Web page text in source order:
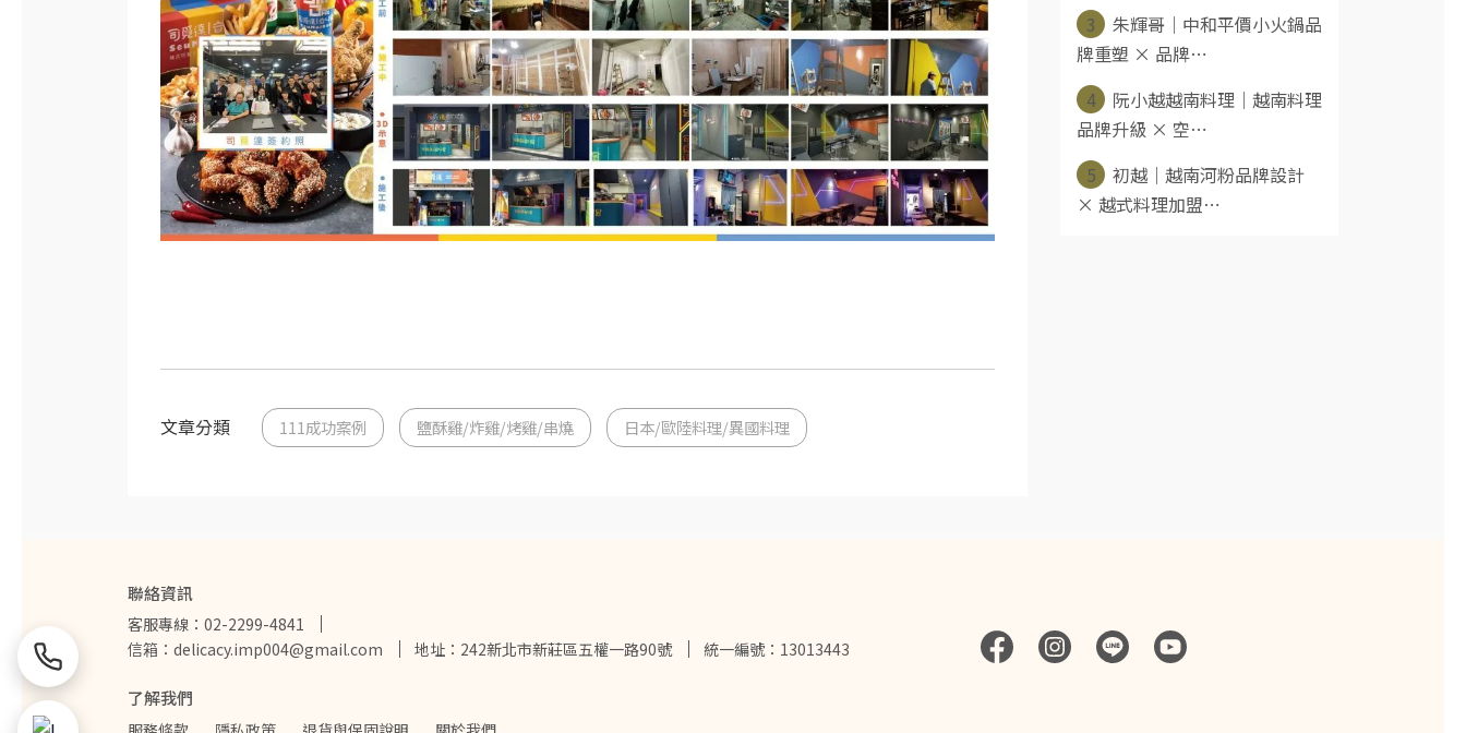
文章分類 111成功案例 鹽酥雞/炸雞/烤雞/串燒 日本/歐陸料理/異國料理
3
朱輝哥｜中和平價小火鍋品
牌重塑 × 品牌⋯
4
阮小越越南料理｜越南料理
品牌升級 × 空⋯
5
初越｜越南河粉品牌設計
× 越式料理加盟⋯
聯絡資訊
客服專線：02-2299-4841
信箱：delicacy.imp004@gmail.com
地址：242新北市新莊區五權一路90號 統一編號：13013443
了解我們